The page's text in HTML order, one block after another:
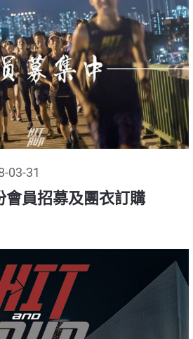
03-31
會員招募及團衣訂購